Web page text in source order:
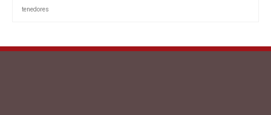
tenedores